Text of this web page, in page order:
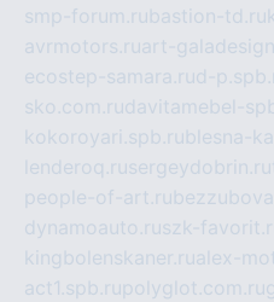
smp-forum.rubastion-td.ru
avrmotors.ruart-
ecostep-samara.rud-
sko.com.rudavitamebel-
kokoroyari.spb.rublesna-
lenderoq.rusergeydobrin.ru
people-of-art.ru
dynamoauto.ruszk-
kingbolenskaner.rualex-
act1.spb.rupolyglot.com.ru